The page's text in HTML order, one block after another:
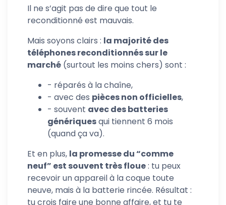
Il ne s’agit pas de dire que tout le
reconditionné est mauvais.
Mais soyons clairs : la majorité des
téléphones reconditionnés sur le
marché (surtout les moins chers) sont :
- réparés à la chaîne,
- avec des pièces non officielles,
- souvent avec des batteries
génériquesqui tiennent 6 mois
(quand ça va).
Et en plus, la promesse du “comme
neuf” est souvent très floue: tu peux
recevoir un appareil à la coque toute
neuve, mais à la batterie rincée. Résultat :
tu crois faire une bonne affaire, et tu te